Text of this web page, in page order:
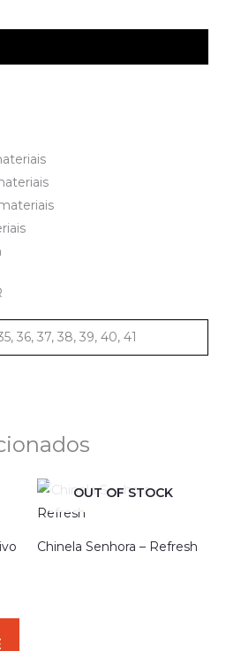
36, 37, 38, 39, 40, 41
OUT OF STOCK
Chinela Senhora – Refresh